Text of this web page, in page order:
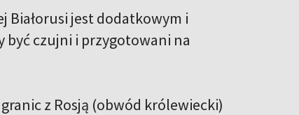
Białorusi jest dodatkowym i
być czujni i przygotowani na
z Rosją (obwód królewiecki)